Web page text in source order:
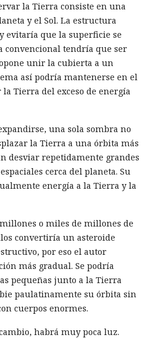
negó a China Mobile la
y revocó las
de China Telecom y
las decisiones no obligaban a
abandonar centros de
red privadas.
la capacidad de observar
servidores maliciosos y
datos. La investigación no
la participación de empleados
especial a la campaña Salt
tras los hackeos a grandes
La red China Mobile
192 veces en rutas hacia 58
CISA vinculó con servidores de
Mobile conociera la
Los datos de
que las conexiones de red
la Tierra consiste en una
y el Sol. La estructura
evitaría que la superficie se
convencional tendría que ser
unir la cubierta a un
así podría mantenerse en el
Tierra del exceso de energía
una sola sombra no
la Tierra a una órbita más
desviar repetidamente grandes
cerca del planeta. Su
energía a la Tierra y la
o miles de millones de
convertiría un asteroide
por eso el autor
más gradual. Se podría
pequeñas junto a la Tierra
paulatinamente su órbita sin
cuerpos enormes.
habrá muy poca luz.